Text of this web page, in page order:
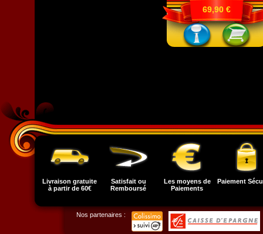
69,90 €
Livraison gratuite
à partir de 60€
Satisfait ou
Remboursé
Les moyens de
Paiements
Paiement
Nos partenaires :